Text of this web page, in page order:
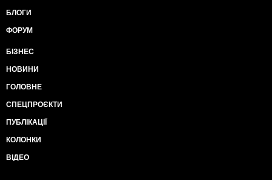
БЛОГИ
ФОРУМ
БІЗНЕС
НОВИНИ
ГОЛОВНЕ
СПЕЦПРОЄКТИ
ПУБЛІКАЦІЇ
КОЛОНКИ
ВІДЕО